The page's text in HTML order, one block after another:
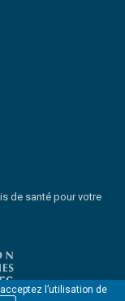
l’utilisation de
de santé pour votre